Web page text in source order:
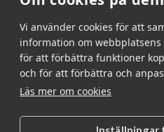
Vi använder cookies för att
information om
för att förbättra funktioner
och för att förbättra och
Läs mer om cookies